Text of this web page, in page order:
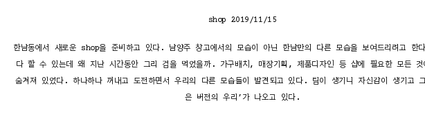
shop 2019/11/15
한남동에서 새로운 shop을 준비하고 있다. 남양주 창고에서의 모습이 아닌 한남만의 다른 모습을 보여드리려고 한
다 할 수 있는데 왜 지난 시간동안 그리 겁을 먹었을까. 가구배치, 매장기획, 제품디자인 등 샵에 필요한 모든 것
숨겨져 있었다. 하나하나 꺼내고 도전하면서 우리의 다른 모습들이 발견되고 있다. 팀이 생기니 자신감이 생기고
은 버전의 우리’가 나오고 있다.